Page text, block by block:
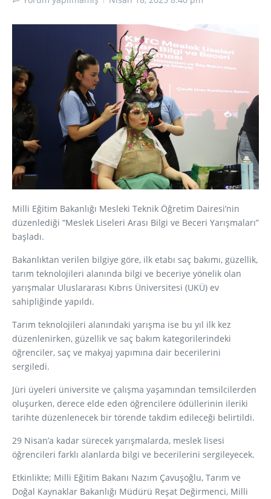
Milli Eğitim Bakanlığı Mesleki Teknik Öğretim Dairesi’nin
düzenlediği “Meslek Liseleri Arası Bilgi ve Beceri Yarışmaları”
başladı.
Bakanlıktan verilen bilgiye göre, ilk etabı saç bakımı, güzellik,
tarım teknolojileri alanında bilgi ve beceriye yönelik olan
yarışmalar Uluslararası Kıbrıs Üniversitesi (UKÜ) ev
sahipliğinde yapıldı.
Tarım teknolojileri alanındaki yarışma ise bu yıl ilk kez
düzenlenirken, güzellik ve saç bakım kategorilerindeki
öğrenciler, saç ve makyaj yapımına dair becerilerini
sergiledi.
Jüri üyeleri üniversite ve çalışma yaşamından temsilcilerden
oluşurken, derece elde eden öğrencilere ödüllerinin ileriki
tarihte düzenlenecek bir törende takdim edileceği belirtildi.
29 Nisan’a kadar sürecek yarışmalarda, meslek lisesi
öğrencileri farklı alanlarda bilgi ve becerilerini sergileyecek.
Etkinlikte; Milli Eğitim Bakanı Nazım Çavuşoğlu, Tarım ve
Doğal Kaynaklar Bakanlığı Müdürü Reşat Değirmenci, Milli